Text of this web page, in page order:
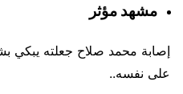
مشهد مؤثر
إصابة محمد صلاح جعلته يبكي
على نفسه..